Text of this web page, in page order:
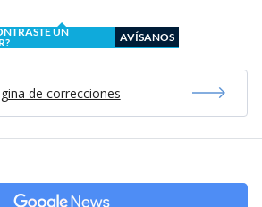
UN
AVÍSANOS
de correcciones